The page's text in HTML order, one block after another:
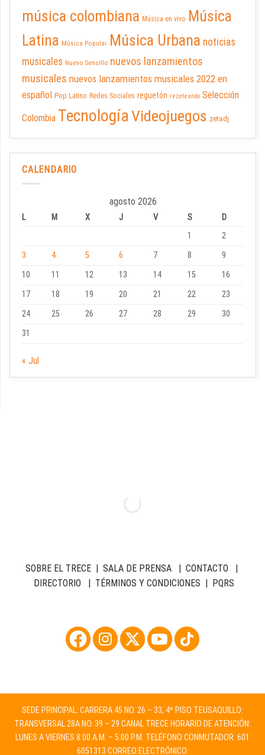
música colombiana Música en vivo Música
Latina Música Popular Música Urbana noticias
musicales Nuevo Sencillo nuevos lanzamientos
musicales nuevos lanzamientos musicales 2022 en
español Pop Latino Redes Sociales reguetón rezeteando Selección
Colombia TecnologíaVideojuegos zetadj
CALENDARIO
agosto 2026
L M X J V S
D
1
2
3
4 5 6 7 8
9
10
11 12 13 14 15
16
17
18 19 20 21 22
23
24
25 26 27 28 29
30
31
« Jul
SOBRE EL TRECE| SALA DE PRENSA| CONTACTO |
DIRECTORIO | TÉRMINOS Y CONDICIONES | PQRS
SEDE PRINCIPAL: CARRERA 45 NO. 26 – 33, 4º PISO TEUSAQUILLO:
TRANSVERSAL 28A NO. 39 – 29 CANAL TRECE HORARIO DE ATENCIÓN:
LUNES A VIERNES 8:00 A.M. – 5:00 P.M. TELÉFONO CONMUTADOR: 601
6051313 CORREO ELECTRÓNICO: